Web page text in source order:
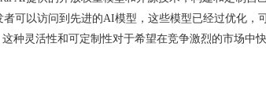
可以访问到先进的AI模型，这些模型已经过优化
种灵活性和可定制性对于希望在竞争激烈的市场中